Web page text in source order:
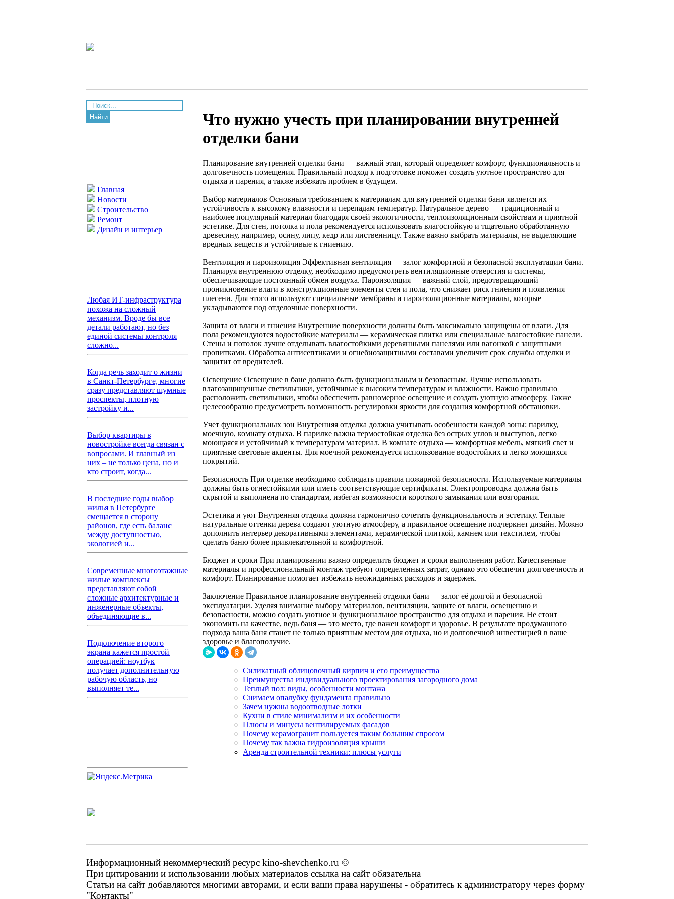
Найти
Главная
Новости
Строительство
Ремонт
Дизайн и интерьер
Любая ИТ-инфраструктура
похожа на сложный
механизм. Вроде бы все
детали работают, но без
единой системы контроля
сложно...
Когда речь заходит о жизни
в Санкт-Петербурге, многие
сразу представляют шумные
проспекты, плотную
застройку и...
Выбор квартиры в
новостройке всегда связан с
вопросами. И главный из
них – не только цена, но и
кто строит, когда...
В последние годы выбор
жилья в Петербурге
смещается в сторону
районов, где есть баланс
между доступностью,
экологией и...
Современные многоэтажные
жилые комплексы
представляют собой
сложные архитектурные и
инженерные объекты,
объединяющие в...
Подключение второго
экрана кажется простой
операцией: ноутбук
получает дополнительную
рабочую область, но
выполняет те...
Что нужно учесть при планировании внутренней
отделки бани
Планирование внутренней отделки бани — важный этап, который определяет комфорт, функциональность и
долговечность помещения. Правильный подход к подготовке поможет создать уютное пространство для
отдыха и парения, а также избежать проблем в будущем.
Выбор материалов Основным требованием к материалам для внутренней отделки бани является их
устойчивость к высокому влажности и перепадам температур. Натуральное дерево — традиционный и
наиболее популярный материал благодаря своей экологичности, теплоизоляционным свойствам и приятной
эстетике. Для стен, потолка и пола рекомендуется использовать влагостойкую и тщательно обработанную
древесину, например, осину, липу, кедр или лиственницу. Также важно выбрать материалы, не выделяющие
вредных веществ и устойчивые к гниению.
Вентиляция и пароизоляция Эффективная вентиляция — залог комфортной и безопасной эксплуатации бани.
Планируя внутреннюю отделку, необходимо предусмотреть вентиляционные отверстия и системы,
обеспечивающие постоянный обмен воздуха. Пароизоляция — важный слой, предотвращающий
проникновение влаги в конструкционные элементы стен и пола, что снижает риск гниения и появления
плесени. Для этого используют специальные мембраны и пароизоляционные материалы, которые
укладываются под отделочные поверхности.
Защита от влаги и гниения Внутренние поверхности должны быть максимально защищены от влаги. Для
пола рекомендуются водостойкие материалы — керамическая плитка или специальные влагостойкие панели.
Стены и потолок лучше отделывать влагостойкими деревянными панелями или вагонкой с защитными
пропитками. Обработка антисептиками и огнебиозащитными составами увеличит срок службы отделки и
защитит от вредителей.
Освещение Освещение в бане должно быть функциональным и безопасным. Лучше использовать
влагозащищенные светильники, устойчивые к высоким температурам и влажности. Важно правильно
расположить светильники, чтобы обеспечить равномерное освещение и создать уютную атмосферу. Также
целесообразно предусмотреть возможность регулировки яркости для создания комфортной обстановки.
Учет функциональных зон Внутренняя отделка должна учитывать особенности каждой зоны: парилку,
моечную, комнату отдыха. В парилке важна термостойкая отделка без острых углов и выступов, легко
моющаяся и устойчивый к температурам материал. В комнате отдыха — комфортная мебель, мягкий свет и
приятные световые акценты. Для моечной рекомендуется использование водостойких и легко моющихся
покрытий.
Безопасность При отделке необходимо соблюдать правила пожарной безопасности. Используемые материалы
должны быть огнестойкими или иметь соответствующие сертификаты. Электропроводка должна быть
скрытой и выполнена по стандартам, избегая возможности короткого замыкания или возгорания.
Эстетика и уют Внутренняя отделка должна гармонично сочетать функциональность и эстетику. Теплые
натуральные оттенки дерева создают уютную атмосферу, а правильное освещение подчеркнет дизайн. Можно
дополнить интерьер декоративными элементами, керамической плиткой, камнем или текстилем, чтобы
сделать баню более привлекательной и комфортной.
Бюджет и сроки При планировании важно определить бюджет и сроки выполнения работ. Качественные
материалы и профессиональный монтаж требуют определенных затрат, однако это обеспечит долговечность и
комфорт. Планирование помогает избежать неожиданных расходов и задержек.
Заключение Правильное планирование внутренней отделки бани — залог её долгой и безопасной
эксплуатации. Уделяя внимание выбору материалов, вентиляции, защите от влаги, освещению и
безопасности, можно создать уютное и функциональное пространство для отдыха и парения. Не стоит
экономить на качестве, ведь баня — это место, где важен комфорт и здоровье. В результате продуманного
подхода ваша баня станет не только приятным местом для отдыха, но и долговечной инвестицией в ваше
здоровье и благополучие.
Силикатный облицовочный кирпич и его преимущества
Преимущества индивидуального проектирования загородного дома
Теплый пол: виды, особенности монтажа
Снимаем опалубку фундамента правильно
Зачем нужны водоотводные лотки
Кухни в стиле минимализм и их особенности
Плюсы и минусы вентилируемых фасадов
Почему керамогранит пользуется таким большим спросом
Почему так важна гидроизоляция крыши
Аренда строительной техники: плюсы услуги
Информационный некоммерческий ресурс kino-shevchenko.ru ©
При цитировании и использовании любых материалов ссылка на сайт обязательна
Статьи на сайт добавляются многими авторами, и если ваши права нарушены - обратитесь к администратору через форму
"Контакты"